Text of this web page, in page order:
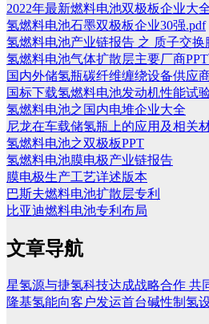
2022年最新燃料电池双极板企业大
氢燃料电池石墨双极板企业30强.pdf
氢燃料电池产业链报告 之 质子交换
氢燃料电池气体扩散层主要厂商
国内外储氢瓶碳纤维缠绕设备供应
国标下载氢燃料电池发动机性能试
氢燃料电池之国内电堆企业大全
尼龙在车载储氢瓶上的应用及相关
氢燃料电池之双极板PPT
氢燃料电池膜电极产业链报告
膜电极生产工艺详述版本
巴斯夫燃料电池扩散层专利
比亚迪燃料电池专利布局
文章导航
星氢源与捷氢科技达成战略合作 共
隆基氢能向客户发运首台碱性制氢